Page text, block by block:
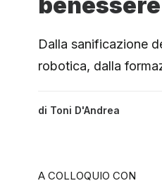
Dalla sanificazione
robotica, dalla
di Toni D'Andrea
A COLLOQUIO CON